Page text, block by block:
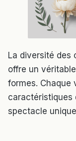
La diversité des
offre un
formes. Chaque
caractéristiques
spectacle